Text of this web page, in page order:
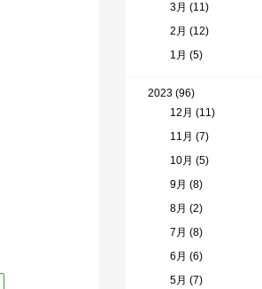
3月 (11)
2月 (12)
1月 (5)
2023 (96)
12月 (11)
11月 (7)
10月 (5)
9月 (8)
8月 (2)
7月 (8)
6月 (6)
5月 (7)